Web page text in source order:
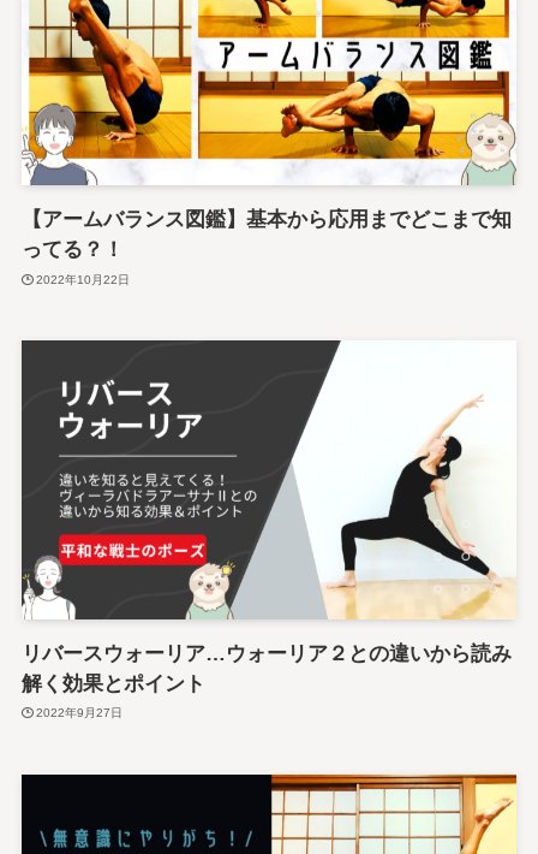
【アームバランス図鑑】基本から応用までどこまで知
ってる？！
2022年10月22日
リバースウォーリア…ウォーリア２との違いから読み
解く効果とポイント
2022年9月27日